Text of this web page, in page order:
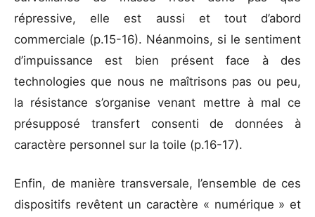
répressive, elle est aussi et tout d’abord
commerciale (p.15-16). Néanmoins, si le sentiment
d’impuissance est bien présent face à des
technologies que nous ne maîtrisons pas ou peu,
la résistance s’organise venant mettre à mal ce
présupposé transfert consenti de données à
caractère personnel sur la toile (p.16-17).
Enfin, de manière transversale, l’ensemble de ces
dispositifs revêtent un caractère « numérique » et